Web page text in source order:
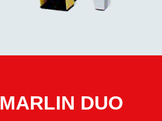
MARLIN DUO